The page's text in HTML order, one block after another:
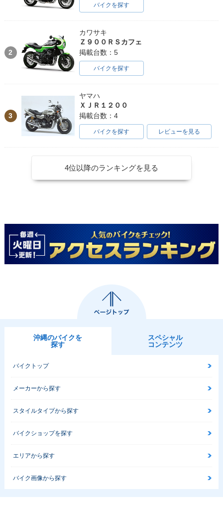
バイクを探す
2
カワサキ
Ｚ９００ＲＳカフェ
掲載台数：5
バイクを探す
3
ヤマハ
ＸＪＲ１２００
掲載台数：4
バイクを探す レビューを見る
4位以降のランキングを見る
沖縄のバイクを
探す
スペシャル
コンテンツ
バイクトップ
メーカーから探す
スタイルタイプから探す
バイクショップを探す
エリアから探す
バイク画像から探す